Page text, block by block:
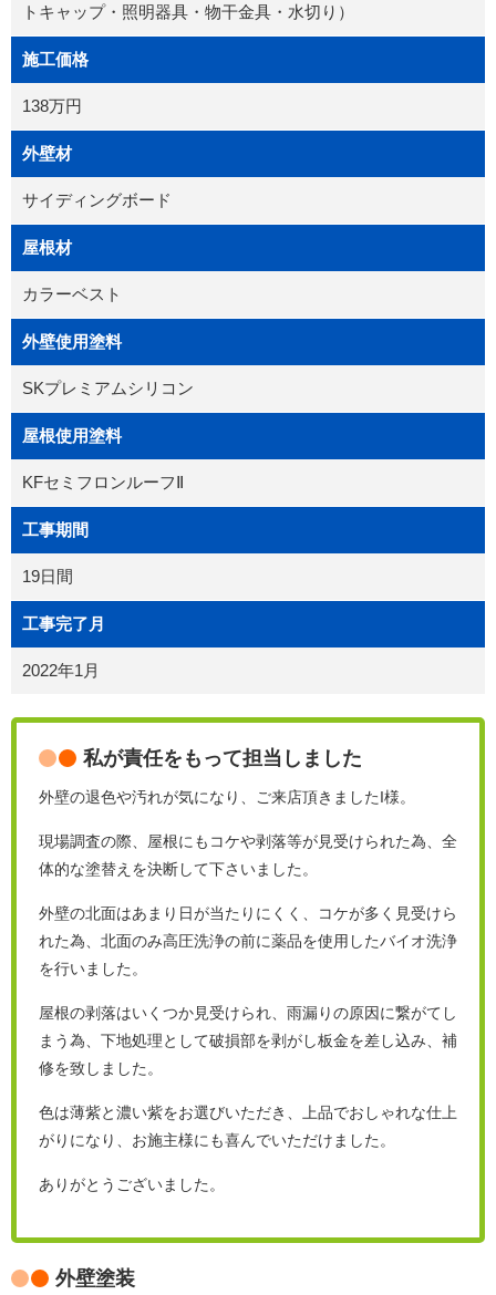
トキャップ・照明器具・物干金具・水切り）
施工価格
138万円
外壁材
サイディングボード
屋根材
カラーベスト
外壁使用塗料
SKプレミアムシリコン
屋根使用塗料
KFセミフロンルーフⅡ
工事期間
19日間
工事完了月
2022年1月
私が責任をもって担当しました
外壁の退色や汚れが気になり、ご来店頂きましたI様。
現場調査の際、屋根にもコケや剥落等が見受けられた為、全
体的な塗替えを決断して下さいました。
外壁の北面はあまり日が当たりにくく、コケが多く見受けら
れた為、北面のみ高圧洗浄の前に薬品を使用したバイオ洗浄
を行いました。
屋根の剥落はいくつか見受けられ、雨漏りの原因に繋がてし
まう為、下地処理として破損部を剥がし板金を差し込み、補
修を致しました。
色は薄紫と濃い紫をお選びいただき、上品でおしゃれな仕上
がりになり、お施主様にも喜んでいただけました。
ありがとうございました。
外壁塗装